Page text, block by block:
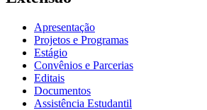
Apresentação
Projetos e Programas
Estágio
Convênios e Parcerias
Editais
Documentos
Assistência Estudantil